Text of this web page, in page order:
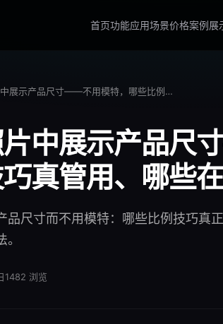
首页功能应用场景价格案例展
如何在照片中展示产品尺寸——不用模特，哪些比例技巧真管用、哪些在误导买家
片中展示产品尺
真管用、哪些
品尺寸而不用模特：哪些比例技巧真
1482 浏览